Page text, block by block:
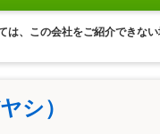
、この会社をご紹介できない
シ）